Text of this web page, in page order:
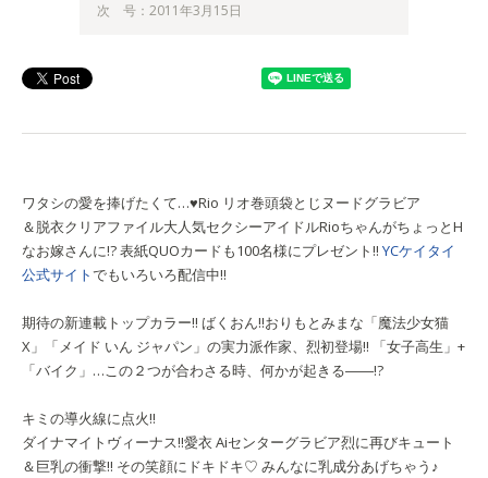
次 号：2011年3月15日
ワタシの愛を捧げたくて…♥Rio リオ巻頭袋とじヌードグラビア
＆脱衣クリアファイル大人気セクシーアイドルRioちゃんがちょっとH
なお嫁さんに!? 表紙QUOカードも100名様にプレゼント!! YCケイタイ
公式サイトでもいろいろ配信中!!
期待の新連載トップカラー!! ばくおん!!おりもとみまな 「魔法少女猫
X」「メイド いん ジャパン」の実力派作家、烈初登場!! 「女子高生」+
「バイク」…この２つが合わさる時、何かが起きる――!?
キミの導火線に点火!!
ダイナマイトヴィーナス!!愛衣 Aiセンターグラビア烈に再びキュート
＆巨乳の衝撃!! その笑顔にドキドキ♡ みんなに乳成分あげちゃう♪